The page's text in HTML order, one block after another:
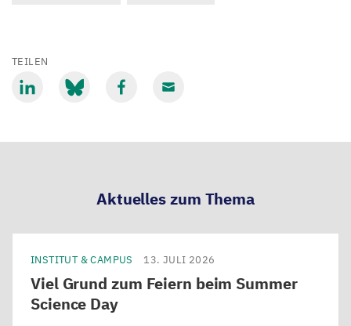
TEILEN
Aktuelles zum Thema
INSTITUT & CAMPUS 13. JULI 2026
Viel Grund zum Feiern beim Summer
Science Day